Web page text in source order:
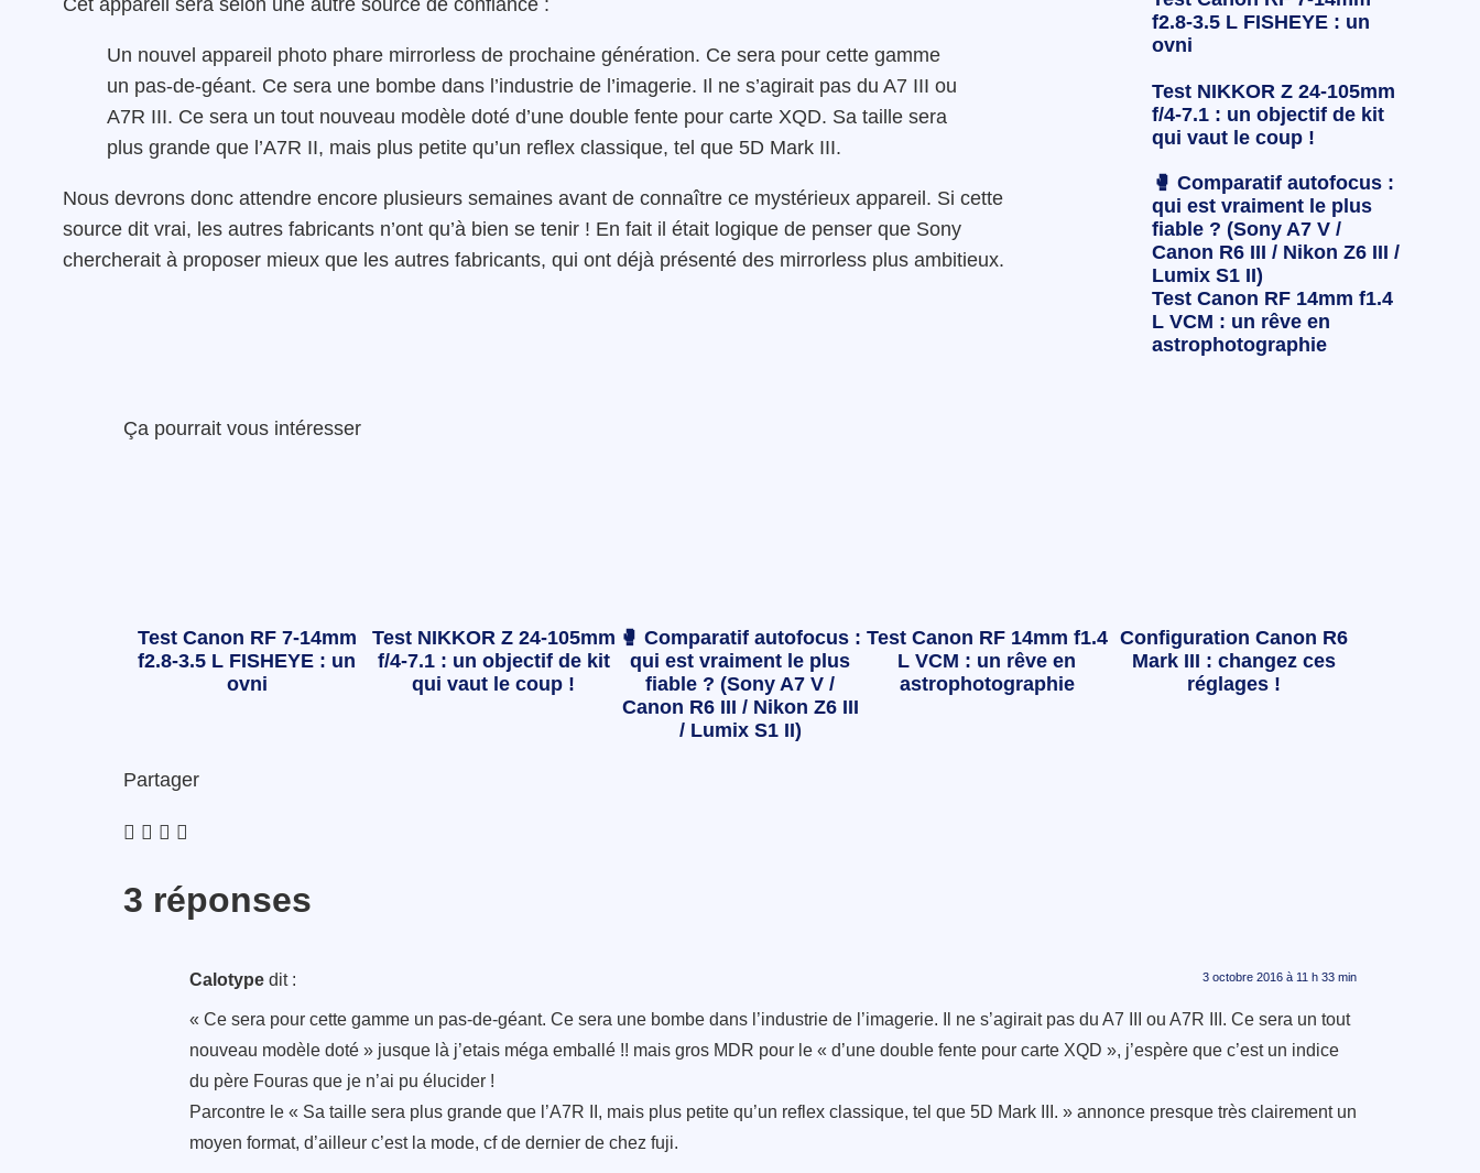
Cet appareil sera selon une autre source de confiance :
Un nouvel appareil photo phare mirrorless de prochaine génération. Ce sera pour cette gamme
un pas-de-géant. Ce sera une bombe dans l’industrie de l’imagerie. Il ne s’agirait pas du A7 III ou
A7R III. Ce sera un tout nouveau modèle doté d’une double fente pour carte XQD. Sa taille sera
plus grande que l’A7R II, mais plus petite qu’un reflex classique, tel que 5D Mark III.
Nous devrons donc attendre encore plusieurs semaines avant de connaître ce mystérieux appareil. Si cette
source dit vrai, les autres fabricants n’ont qu’à bien se tenir ! En fait il était logique de penser que Sony
chercherait à proposer mieux que les autres fabricants, qui ont déjà présenté des mirrorless plus ambitieux.
f2.8-3.5 L FISHEYE : un
ovni
Test NIKKOR Z 24-105mm
f/4-7.1 : un objectif de kit
qui vaut le coup !
🥊 Comparatif autofocus :
qui est vraiment le plus
fiable ? (Sony A7 V /
Canon R6 III / Nikon Z6 III /
Lumix S1 II)
Test Canon RF 14mm f1.4
L VCM : un rêve en
astrophotographie
Ça pourrait vous intéresser
Test Canon RF 7-14mm
f2.8-3.5 L FISHEYE : un
ovni
Test NIKKOR Z 24-105mm
f/4-7.1 : un objectif de kit
qui vaut le coup !
🥊 Comparatif autofocus :
qui est vraiment le plus
fiable ? (Sony A7 V /
Canon R6 III / Nikon Z6 III
/ Lumix S1 II)
Test Canon RF 14mm f1.4
L VCM : un rêve en
astrophotographie
Configuration Canon R6
Mark III : changez ces
réglages !
Partager
3 réponses
Calotype dit : 3 octobre 2016 à 11 h 33 min
« Ce sera pour cette gamme un pas-de-géant. Ce sera une bombe dans l’industrie de l’imagerie. Il ne s’agirait pas du A7 III ou A7R III. Ce sera un tout
nouveau modèle doté » jusque là j’etais méga emballé !! mais gros MDR pour le « d’une double fente pour carte XQD », j’espère que c’est un indice
du père Fouras que je n’ai pu élucider !
Parcontre le « Sa taille sera plus grande que l’A7R II, mais plus petite qu’un reflex classique, tel que 5D Mark III. » annonce presque très clairement un
moyen format, d’ailleur c’est la mode, cf de dernier de chez fuji.